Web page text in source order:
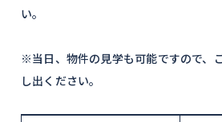
い。
※当日、物件の見学も可能ですので、
し出ください。